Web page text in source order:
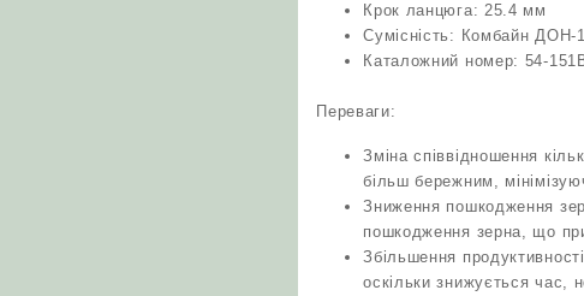
Крок ланцюга: 25.4 мм
Сумісність: Комбайн
Каталожний номер: 54-
Переваги:
Зміна співвідношення
більш бережним,
Зниження пошкодження
пошкодження зерна, що
Збільшення
оскільки знижується час,